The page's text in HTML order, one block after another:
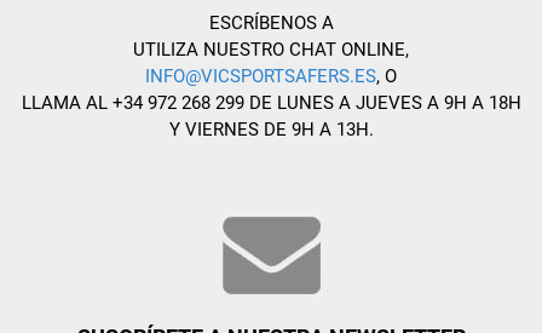
ESCRÍBENOS A
UTILIZA NUESTRO CHAT ONLINE,
INFO@VICSPORTSAFERS.ES, O
LLAMA AL +34 972 268 299 DE LUNES A JUEVES A 9H A 18H
Y VIERNES DE 9H A 13H.